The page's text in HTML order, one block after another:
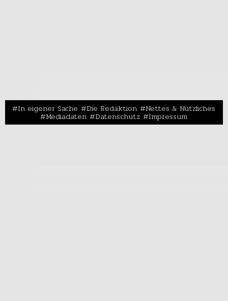
In eigener Sache Die Redaktion Nettes & Nützliches
Mediadaten Datenschutz Impressum